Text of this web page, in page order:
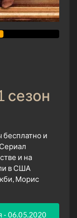
сезон
бесплатно и
и на
в США
Морис
- 06.05.2020